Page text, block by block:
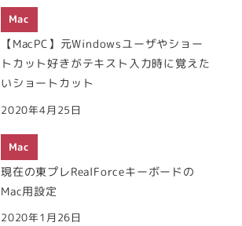
Mac
【MacPC】元Windowsユーザやショー
トカット好きがテキスト入力時に覚えた
いショートカット
2020年4月25日
Mac
現在の東プレRealForceキーボードの
Mac用設定
2020年1月26日